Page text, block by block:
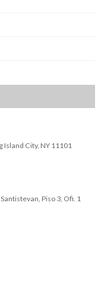
Island City, NY 11101
Piso 3, Ofi. 1